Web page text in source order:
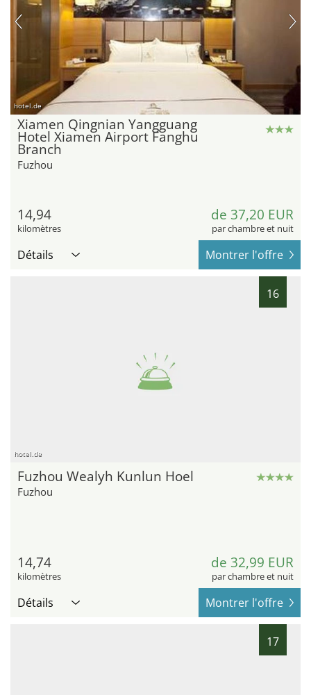
hotel.de
Xiamen Qingnian Yangguang
Hotel Xiamen Airport Fanghu
Branch
Fuzhou
14,94
kilomètres
de 37,20 EUR
par chambre et nuit
Détails Montrer l'offre
16
hotel.de
Fuzhou Wealyh Kunlun Hoel
Fuzhou
14,74
kilomètres
de 32,99 EUR
par chambre et nuit
Détails Montrer l'offre
17